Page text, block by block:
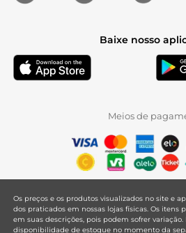
Baixe nosso
Meios de
Os preços e os produtos visualizados no site e
dos praticados em nossas lojas físicas. Os itens
em suas descrições, pois podem sofrer
disponibilidade de estoque no momento da